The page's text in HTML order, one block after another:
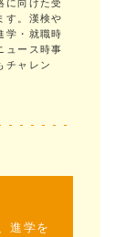
に向けた受
す。漢検や
学・就職時
ュース時事
チャレン
進学を